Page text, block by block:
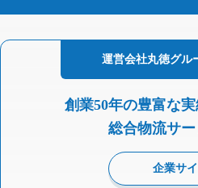
運営会社丸徳グル
創業50年の豊富な実
総合物流サ
企業サ